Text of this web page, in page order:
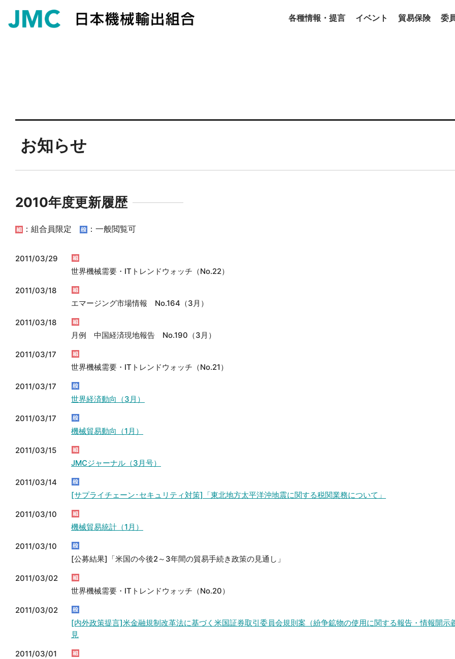
各種情報・提言 イベント 貿易保険 委
お知らせ
2010年度更新履歴
：組合員限定 ：一般閲覧可
2011/03/29
世界機械需要・ITトレンドウォッチ（No.22）
2011/03/18
エマージング市場情報 No.164（3月）
2011/03/18
月例 中国経済現地報告 No.190（3月）
2011/03/17
世界機械需要・ITトレンドウォッチ（No.21）
2011/03/17
世界経済動向（3月）
2011/03/17
機械貿易動向（1月）
2011/03/15
JMCジャーナル（3月号）
2011/03/14
[サプライチェーン･セキュリティ対策]「東北地方太平洋沖地震に関する税関業務について」
2011/03/10
機械貿易統計（1月）
2011/03/10
[公募結果]「米国の今後2～3年間の貿易手続き政策の見通し」
2011/03/02
世界機械需要・ITトレンドウォッチ（No.20）
2011/03/02
[内外政策提言]米金融規制改革法に基づく米国証券取引委員会規則案（紛争鉱物の使用に関する報告・情報開示
見
2011/03/01